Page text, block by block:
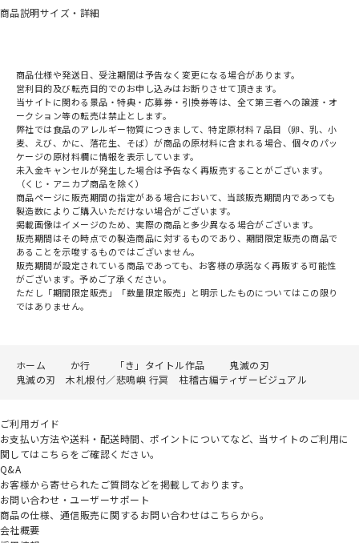
商品説明サイズ・詳細
商品仕様や発送日、受注期間は予告なく変更になる場合があります。
営利目的及び転売目的でのお申し込みはお断りさせて頂きます。
当サイトに関わる景品・特典・応募券・引換券等は、全て第三者への譲渡・オ
ークション等の転売は禁止とします。
弊社では食品のアレルギー物質につきまして、特定原材料７品目（卵、乳、小
麦、えび、かに、落花生、そば）が商品の原材料に含まれる場合、個々のパッ
ケージの原材料欄に情報を表示しています。
未入金キャンセルが発生した場合は予告なく再販売することがございます。
（くじ・アニカプ商品を除く）
商品ページに販売期間の指定がある場合において、当該販売期間内であっても
製造数によりご購入いただけない場合がございます。
掲載画像はイメージのため、実際の商品と多少異なる場合がございます。
販売期間はその時点での製造商品に対するものであり、期間限定販売の商品で
あることを示唆するものではございません。
販売期間が設定されている商品であっても、お客様の承諾なく再販する可能性
がございます。予めご了承ください。
ただし「期間限定販売」「数量限定販売」と明示したものについてはこの限り
ではありません。
ホーム か行 「き」タイトル作品
鬼滅の刃
鬼滅の刃 木札根付／悲鳴嶼 行冥 柱稽古編ティザービジュアル
ご利用ガイド
お支払い方法や送料・配送時間、ポイントについてなど、当サイトのご利用に
関してはこちらをご確認ください。
Q&A
お客様から寄せられたご質問などを掲載しております。
お問い合わせ・ユーザーサポート
商品の仕様、通信販売に関するお問い合わせはこちらから。
会社概要